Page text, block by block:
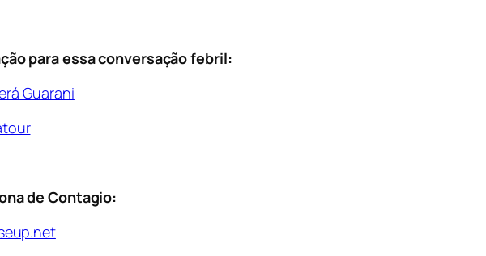
para essa conversação febril:
Guarani
de Contagio: